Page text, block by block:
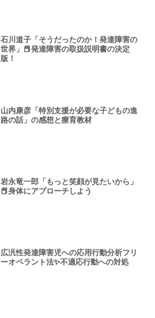
石川道子「そうだったのか！発達障害の
世界」📕発達障害の取扱説明書の決定
版！
山内康彦「特別支援が必要な子どもの進
路の話」の感想と療育教材
岩永竜一郎「もっと笑顔が見たいから」
📕身体にアプローチしよう
広汎性発達障害児への応用行動分析フリ
ーオペラント法✨不適応行動への対処